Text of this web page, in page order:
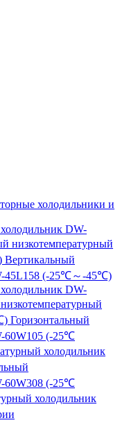
холодильники и
DW-
низкотемпературный
Вертикальный
45L158 (-25℃～-45℃)
DW-
Горизонтальный
60W105 (-25℃
холодильник
60W308 (-25℃
холодильник